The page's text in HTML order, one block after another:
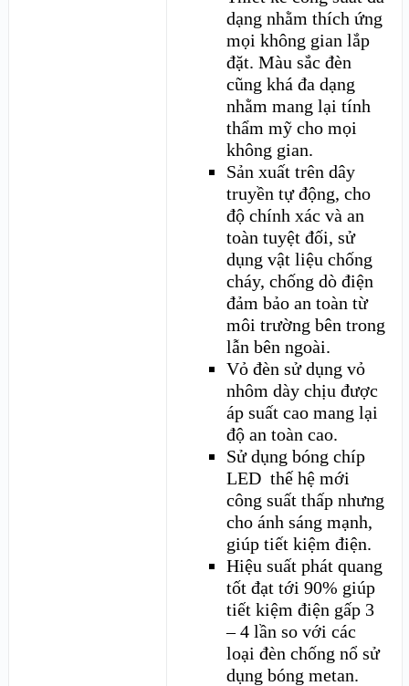
dạng nhằm thích ứng
mọi không gian lắp
đặt. Màu sắc đèn
cũng khá đa dạng
nhằm mang lại tính
thẩm mỹ cho mọi
không gian.
Sản xuất trên dây
truyền tự động, cho
độ chính xác và an
toàn tuyệt đối, sử
dụng vật liệu chống
cháy, chống dò điện
đảm bảo an toàn từ
môi trường bên trong
lẫn bên ngoài.
Vỏ đèn sử dụng vỏ
nhôm dày chịu được
áp suất cao mang lại
độ an toàn cao.
Sử dụng bóng chíp
LED thế hệ mới
công suất thấp nhưng
cho ánh sáng mạnh,
giúp tiết kiệm điện.
Hiệu suất phát quang
tốt đạt tới 90% giúp
tiết kiệm điện gấp 3
– 4 lần so với các
loại đèn chống nổ sử
dụng bóng metan.